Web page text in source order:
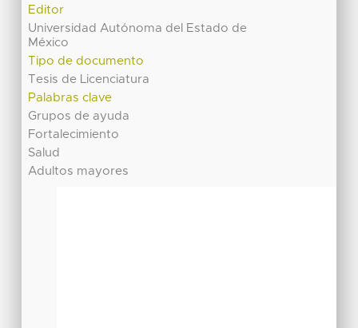
Editor
Universidad Autónoma del Estado de
México
Tipo de documento
Tesis de Licenciatura
Palabras clave
Grupos de ayuda
Fortalecimiento
Salud
Adultos mayores